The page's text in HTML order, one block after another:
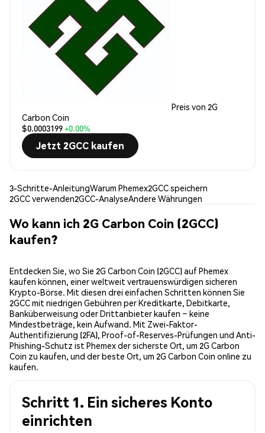
Preis von 2G
Carbon Coin
$0.0003199+0.00%
Jetzt 2GCC kaufen
3-Schritte-AnleitungWarum Phemex2GCC speichern
2GCC verwenden2GCC-AnalyseAndere Währungen
Wo kann ich 2G Carbon Coin (2GCC)
kaufen?
Entdecken Sie, wo Sie 2G Carbon Coin (2GCC) auf Phemex
kaufen können, einer weltweit vertrauenswürdigen sicheren
Krypto-Börse. Mit diesen drei einfachen Schritten können Sie
2GCC mit niedrigen Gebühren per Kreditkarte, Debitkarte,
Banküberweisung oder Drittanbieter kaufen – keine
Mindestbeträge, kein Aufwand. Mit Zwei-Faktor-
Authentifizierung (2FA), Proof-of-Reserves-Prüfungen und Anti-
Phishing-Schutz ist Phemex der sicherste Ort, um 2G Carbon
Coin zu kaufen, und der beste Ort, um 2G Carbon Coin online zu
kaufen.
Schritt 1. Ein sicheres Konto
einrichten